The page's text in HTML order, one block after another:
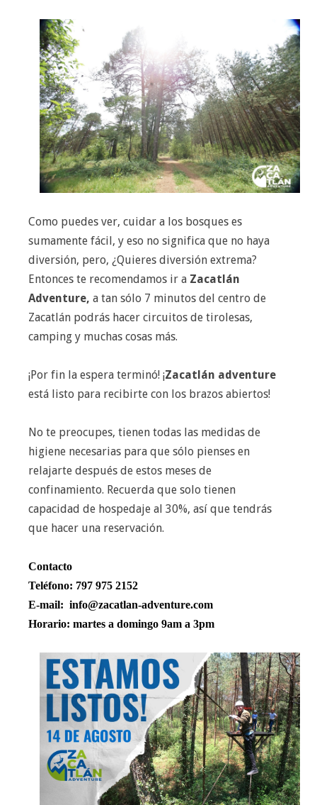
Como puedes ver, cuidar a los bosques es
sumamente fácil, y eso no significa que no haya
diversión, pero, ¿Quieres diversión extrema?
Entonces te recomendamos ir a Zacatlán
Adventure, a tan sólo 7 minutos del centro de
Zacatlán podrás hacer circuitos de tirolesas,
camping y muchas cosas más.
¡Por fin la espera terminó! ¡Zacatlán adventure
está listo para recibirte con los brazos abiertos!
No te preocupes, tienen todas las medidas de
higiene necesarias para que sólo pienses en
relajarte después de estos meses de
confinamiento. Recuerda que solo tienen
capacidad de hospedaje al 30%, así que tendrás
que hacer una reservación.
Contacto
Teléfono: 797 975 2152
E-mail: info@zacatlan-adventure.com
Horario: martes a domingo 9am a 3pm